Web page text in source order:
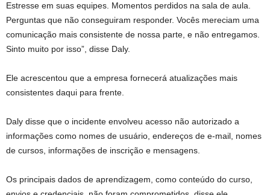
Estresse em suas equipes. Momentos perdidos na sala de aula.
Perguntas que não conseguiram responder. Vocês mereciam uma
comunicação mais consistente de nossa parte, ‌e não entregamos.
Sinto muito por isso”, disse Daly.
Ele acrescentou que a empresa fornecerá atualizações mais
consistentes daqui para frente.
Daly disse que o incidente envolveu acesso não autorizado a
informações como nomes de usuário, endereços de e-mail, nomes
de cursos, informações de inscrição e mensagens.
Os principais dados de aprendizagem, como conteúdo do curso,